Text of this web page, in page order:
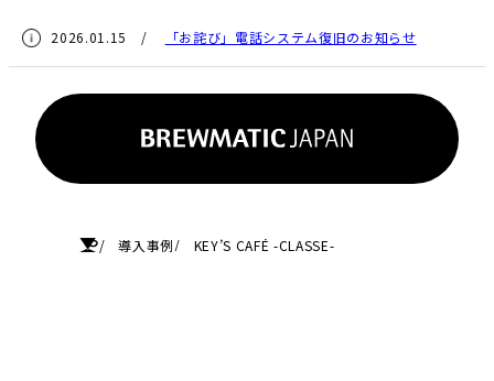
2026.01.15 / 「お詫び」電話システム復旧のお知らせ
HOME導入事例 KEY’S CAFÉ -CLASSE-